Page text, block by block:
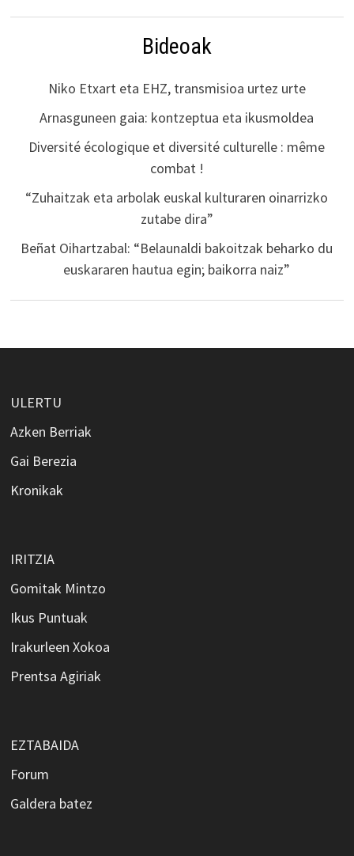
Bideoak
Niko Etxart eta EHZ, transmisioa urtez urte
Arnasguneen gaia: kontzeptua eta ikusmoldea
Diversité écologique et diversité culturelle : même
combat !
“Zuhaitzak eta arbolak euskal kulturaren oinarrizko
zutabe dira”
Beñat Oihartzabal: “Belaunaldi bakoitzak beharko du
euskararen hautua egin; baikorra naiz”
ULERTU
Azken Berriak
Gai Berezia
Kronikak
IRITZIA
Gomitak Mintzo
Ikus Puntuak
Irakurleen Xokoa
Prentsa Agiriak
EZTABAIDA
Forum
Galdera batez